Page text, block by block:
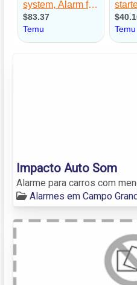
Impacto Auto Som
Alarme para carros com
Alarmes em Campo